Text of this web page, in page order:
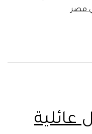
مصر
عائلية